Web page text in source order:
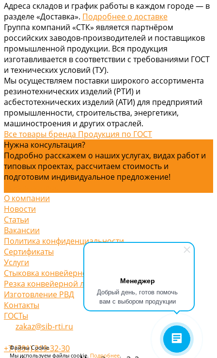
Менеджер
Добрый день, готов помочь
вам с выбором продукции
Файлы Cookie
Мы используем файлы cookie. Подробнее.
Адреса складов и график работы в каждом городе — в
разделе «Доставка». Подробнее о доставке
Группа компаний «СТК» является партнёром
российских заводов-производителей и поставщиков
промышленной продукции. Вся продукция
изготавливается в соответствии с требованиями ГОСТ
и технических условий (ТУ).
Мы осуществляем поставки широкого ассортимента
резинотехнических изделий (РТИ) и
асбестотехнических изделий (АТИ) для предприятий
промышленности, строительства, энергетики,
машиностроения и других отраслей.
Все товары бренда Продукция по ГОСТ
Нужна консультация?
Подробно расскажем о наших услугах, видах работ и
типовых проектах, рассчитаем стоимость и
подготовим индивидуальное предложение!
О компании
Новости
Статьи
Вакансии
Политика конфиденциальности
Сертификаты
Услуги
Стыковка конвейерной ленты
Резка конвейерной ленты
Изготовление РВД
Контакты
ГОСТы
zakaz@sib-rti.ru
+7 (391) 219-32-30